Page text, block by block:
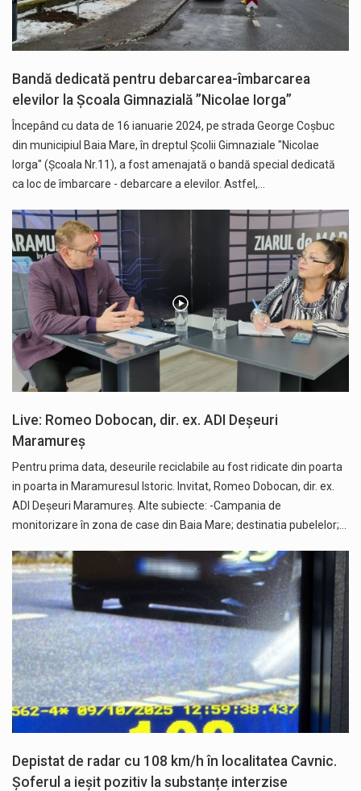
Bandă dedicată pentru debarcarea-îmbarcarea
elevilor la Școala Gimnazială ”Nicolae Iorga”
Începând cu data de 16 ianuarie 2024, pe strada George Coșbuc
din municipiul Baia Mare, în dreptul Școlii Gimnaziale "Nicolae
Iorga" (Școala Nr.11), a fost amenajată o bandă special dedicată
ca loc de îmbarcare - debarcare a elevilor. Astfel,…
Live: Romeo Dobocan, dir. ex. ADI Deșeuri
Maramureș
Pentru prima data, deseurile reciclabile au fost ridicate din poarta
in poarta in Maramuresul Istoric. Invitat, Romeo Dobocan, dir. ex.
ADI Deșeuri Maramureș. Alte subiecte: -Campania de
monitorizare în zona de case din Baia Mare; destinatia pubelelor;…
Depistat de radar cu 108 km/h în localitatea Cavnic.
Șoferul a ieșit pozitiv la substanțe interzise